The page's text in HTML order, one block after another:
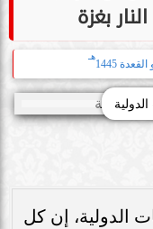
بغزة
هـ
الدولية، إن كل